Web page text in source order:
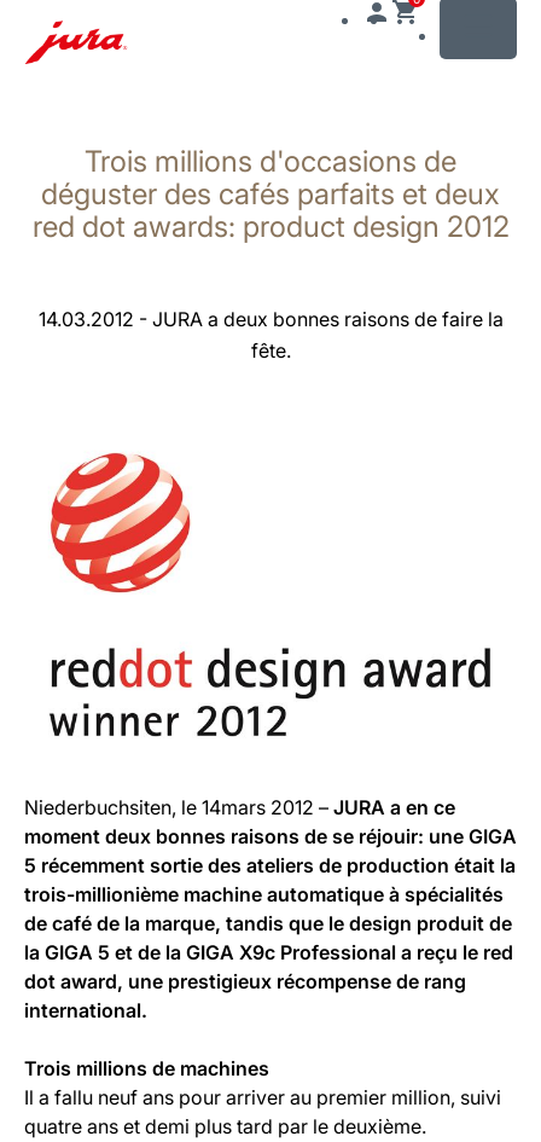
Afficher
recherche
Trois millions d'occasions de
déguster des cafés parfaits et deux
red dot awards: product design 2012
14.03.2012 - JURA a deux bonnes raisons de faire la
fête.
Niederbuchsiten, le 14mars 2012 – JURA a en ce
moment deux bonnes raisons de se réjouir: une GIGA
5 récemment sortie des ateliers de production était la
trois-millionième machine automatique à spécialités
de café de la marque, tandis que le design produit de
la GIGA 5 et de la GIGA X9c Professional a reçu le red
dot award, une prestigieux récompense de rang
international.
Trois millions de machines
Il a fallu neuf ans pour arriver au premier million, suivi
quatre ans et demi plus tard par le deuxième.